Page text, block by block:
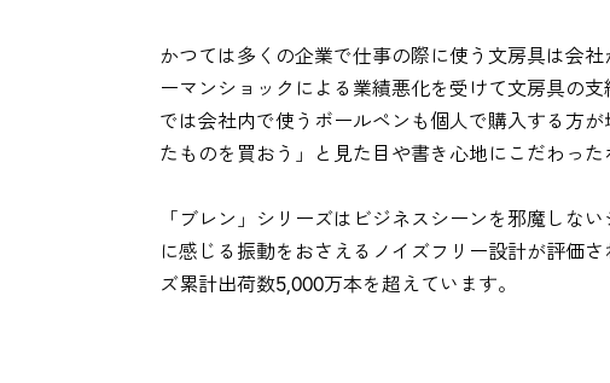
かつては多くの企業で仕事の際に使う文房具は会
ーマンショックによる業績悪化を受けて文房具の
では会社内で使うボールペンも個人で購入する方
たものを買おう」と見た目や書き心地にこだわった
「ブレン」シリーズはビジネスシーンを邪魔しな
に感じる振動をおさえるノイズフリー設計が評価
ズ累計出荷数5,000万本を超えています。